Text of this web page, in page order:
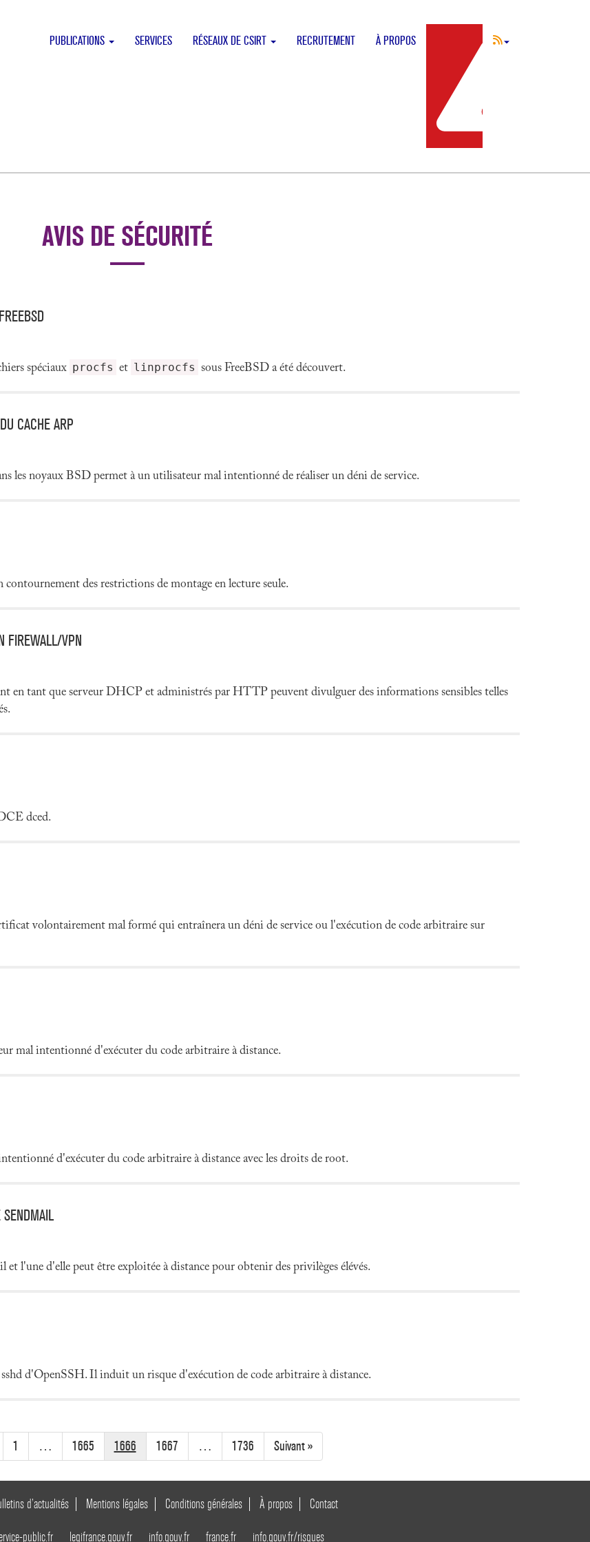
PUBLICATIONS SERVICES RÉSEAUX DE CSIRT RECRUTEMENT À PROPOS
AVIS DE SÉCURITÉ
spéciaux procfs et linprocfs sous FreeBSD a été découvert.
CACHE ARP
les noyaux BSD permet à un utilisateur mal intentionné de réaliser un déni de service.
des restrictions de montage en lecture seule.
FIREWALL/VPN
en tant que serveur DHCP et administrés par HTTP peuvent divulguer des informations sensibles telles
dced.
volontairement mal formé qui entraînera un déni de service ou l'exécution de code arbitraire sur
mal intentionné d'exécuter du code arbitraire à distance.
d'exécuter du code arbitraire à distance avec les droits de root.
l'une d'elle peut être exploitée à distance pour obtenir des privilèges élévés.
d'OpenSSH. Il induit un risque d'exécution de code arbitraire à distance.
1 … 1665 1666 1667 … 1736 Suivant »
d’actualités Mentions légales Conditions générales À propos Contact
public.fr legifrance.gouv.fr info.gouv.fr france.fr info.gouv.fr/risques